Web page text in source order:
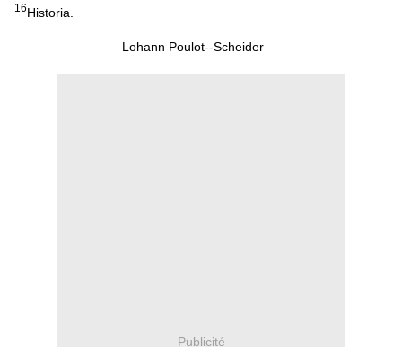
16Historia.
Lohann Poulot--Scheider
Publicité